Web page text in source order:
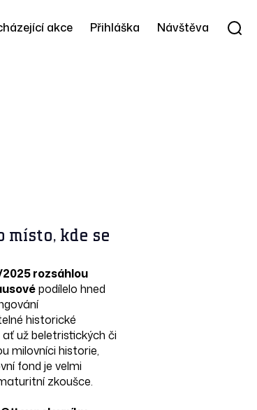
akce Přihláška Návštěva
místo, kde se
rozsáhlou
podílelo hned
historické
ať už beletristických či
milovníci historie,
fond je velmi
zkoušce.